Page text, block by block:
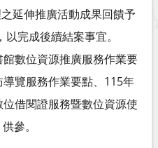
延伸推廣活動成果回饋予
完成後續結案事宜。
數位資源推廣服務作業要
覽服務作業要點、115年
借閱證服務暨數位資源使
參。